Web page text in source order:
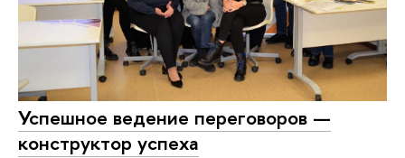
Успешное ведение переговоров —
конструктор успеха